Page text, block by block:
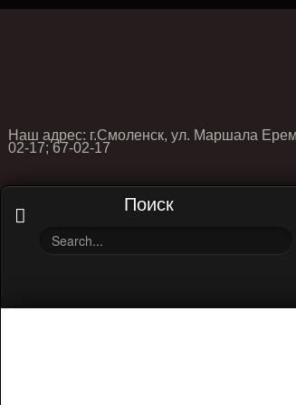
Наш адрес: г.Смоленск, ул. Маршала
02-17; 67-02-17
Поиск